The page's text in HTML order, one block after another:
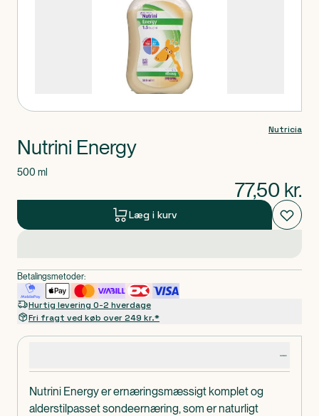
Nutrini Energy er ernæringsmæssigt komplet og
alderstilpasset sondeernæring, som er naturligt
Nutricia
Nutrini Energy
500 ml
77,50 kr.
Læg i kurv
Betalingsmetoder:
Hurtig levering 0-2 hverdage
Fri fragt ved køb over 249 kr.*